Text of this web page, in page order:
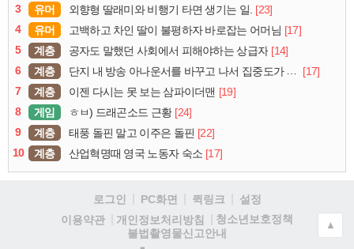
3
유머 외향형 딸래미와 비행기 타면 생기는 일. [23]
4
유머 고백하고 차인 딸이 불평하자 바로잡는 어머님 [17]
5
계층 공자도 말했던 사회에서 피해야하는 상급자 [14]
6
계층 단지 내 방송 아나운서를 바꾸고 나서 집중도가 확 올라갔다는 한 아파트의 안내방송
[17]
7
계층 이젠 다시는 못 보는 삼파이더맨 [19]
8
게임 ㅎㅂ) 드래곤소드 근황 [24]
9
계층 태풍 돌핀 말고 이주은 돌핀 [22]
10
계층 산업혁명때 영국 노동자 숙소 [17]
로그인 PC화면 퀵링크
설정
이용약관
개인정보처리방침
청소년보호정책
불법촬영물신고안내
▲